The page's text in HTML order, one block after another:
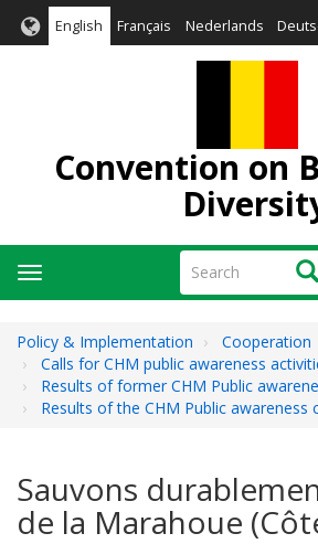
English Français Nederlands
Convention on
Search
Toggle
navigation
Policy & Implementation Cooperation
Calls for CHM public awareness
Results of former CHM Public
Results of the CHM Public awareness
Sauvons
de la Marahoue